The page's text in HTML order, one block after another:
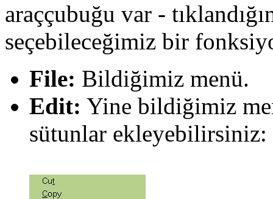
araççubuğu var -
seçebileceğimiz bir
File: Bildiğimiz menü.
Edit: Yine bildiğimiz
sütunlar ekleyebilirsiniz: